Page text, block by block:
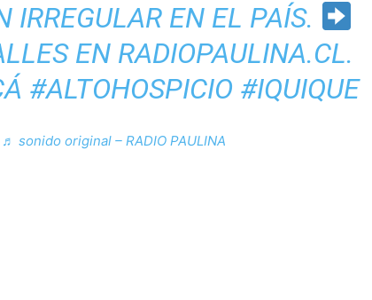
IRREGULAR EN EL PAÍS.
EN RADIOPAULINA.CL.
#ALTOHOSPICIO #IQUIQUE
♬ sonido original – RADIO PAULINA